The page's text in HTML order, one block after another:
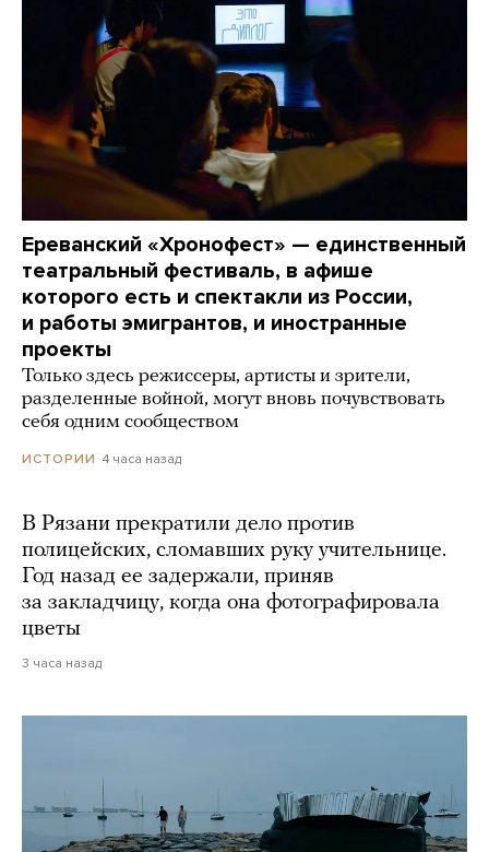
Ереванский «Хронофест» — единственный
театральный фестиваль, в афише
которого есть и спектакли из России,
и работы эмигрантов, и иностранные
проекты
Только здесь режиссеры, артисты и зрители,
разделенные войной, могут вновь почувствовать
себя одним сообществом
ИСТОРИИ 4 часа назад
В Рязани прекратили дело против
полицейских, сломавших руку учительнице.
Год назад ее задержали, приняв
за закладчицу, когда она фотографировала
цветы
3 часа назад